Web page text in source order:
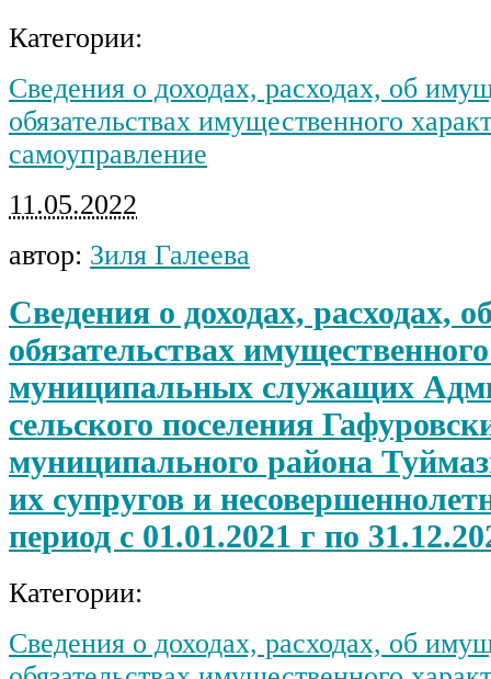
Категории:
Сведения о доходах, расходах, об
обязательствах имущественного
самоуправление
11.05.2022
автор: Зиля Галеева
Сведения о доходах, расходах,
обязательствах
муниципальных служащих
сельского поселения
муниципального района
их супругов и
период с 01.01.2021 г по
Категории:
Сведения о доходах, расходах, об